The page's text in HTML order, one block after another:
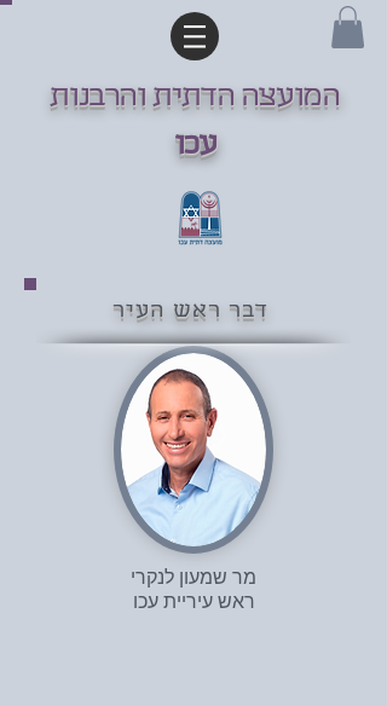
המועצה הדתית והרבנות
עכו
מר שמעון לנקרי
ראש עיריית עכו